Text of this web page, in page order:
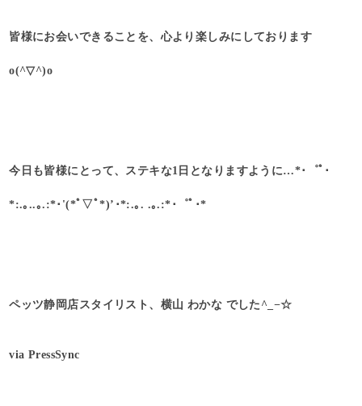
皆様にお会いできることを、心より楽しみにしております
o(^▽^)o
今日も皆様にとって、ステキな1日となりますように…*･゜ﾟ･
*:.｡..｡.:*･'(*ﾟ▽ﾟ*)’･*:.｡. .｡.:*･゜ﾟ･*
ペッツ静岡店スタイリスト、横山 わかな でした^_−☆
via PressSync